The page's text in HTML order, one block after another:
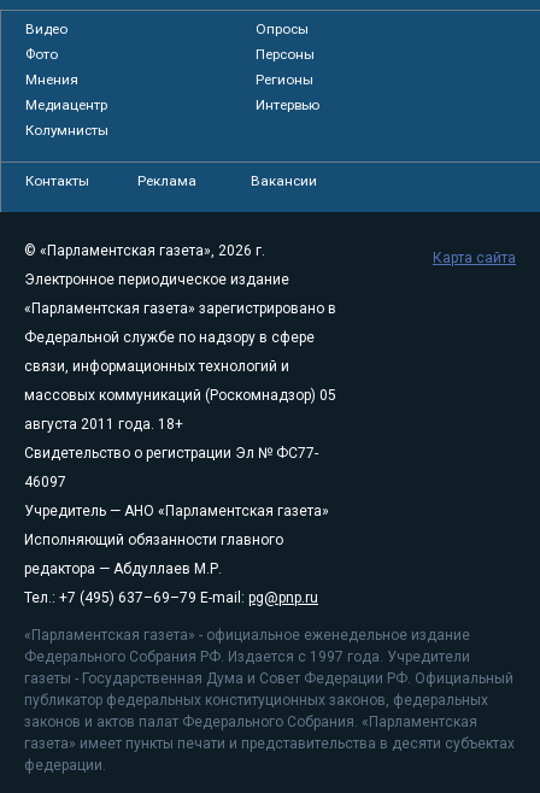
Видео
Опросы
Фото
Персоны
Мнения
Регионы
Медиацентр
Интервью
Колумнисты
Контакты Реклама Вакансии
© «Парламентская газета», 2026 г.
Электронное периодическое издание
«Парламентская газета» зарегистрировано в
Федеральной службе по надзору в сфере
связи, информационных технологий и
массовых коммуникаций (Роскомнадзор) 05
августа 2011 года. 18+
Свидетельство о регистрации Эл № ФС77-
46097
Учредитель — АНО «Парламентская газета»
Исполняющий обязанности главного
редактора — Абдуллаев М.Р.
Тел.: +7 (495) 637–69–79 E-mail: pg@pnp.ru
«Парламентская газета» - официальное еженедельное издание
Федерального Собрания РФ. Издается с 1997 года. Учредители
газеты - Государственная Дума и Совет Федерации РФ. Официальный
публикатор федеральных конституционных законов, федеральных
законов и актов палат Федерального Собрания. «Парламентская
газета» имеет пункты печати и представительства в десяти субъектах
федерации.
Карта сайта